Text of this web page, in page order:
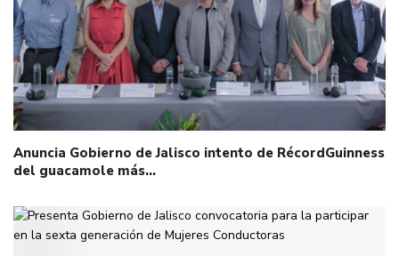
Anuncia Gobierno de Jalisco intento de RécordGuinness
del guacamole más…